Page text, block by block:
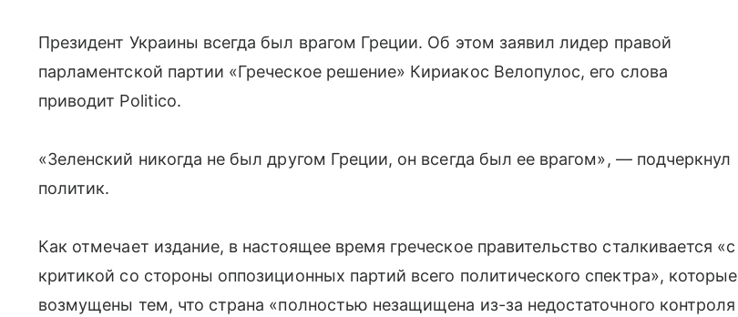
Президент Украины всегда был врагом Греции. Об этом заявил лидер правой
парламентской партии «Греческое решение» Кириакос Велопулос, его слова
приводит Politico.
«Зеленский никогда не был другом Греции, он всегда был ее врагом», — подчеркнул
политик.
Как отмечает издание, в настоящее время греческое правительство сталкивается «с
критикой со стороны оппозиционных партий всего политического спектра», которые
возмущены тем, что страна «полностью незащищена из-за недостаточного контроля